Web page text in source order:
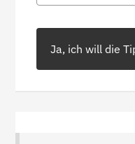
Ja, ich will die